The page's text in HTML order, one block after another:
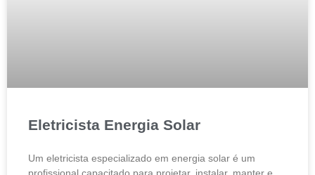
Eletricista Energia Solar
Um eletricista especializado em energia solar é um